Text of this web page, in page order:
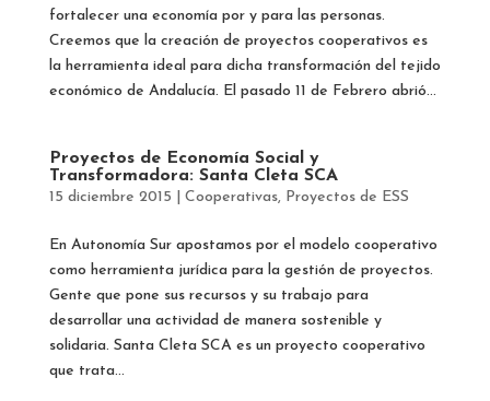
fortalecer una economía por y para las personas.
Creemos que la creación de proyectos cooperativos es
la herramienta ideal para dicha transformación del tejido
económico de Andalucía. El pasado 11 de Febrero abrió...
Proyectos de Economía Social y
Transformadora: Santa Cleta SCA
15 diciembre 2015 Cooperativas, Proyectos de ESS
En Autonomía Sur apostamos por el modelo cooperativo
como herramienta jurídica para la gestión de proyectos.
Gente que pone sus recursos y su trabajo para
desarrollar una actividad de manera sostenible y
solidaria. Santa Cleta SCA es un proyecto cooperativo
que trata...